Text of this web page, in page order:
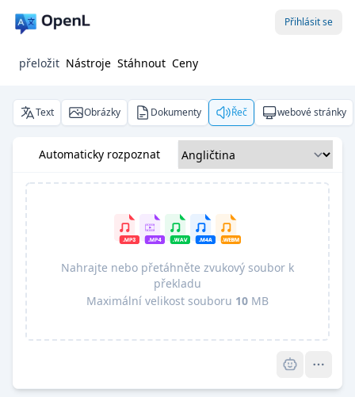
Přihlásit se
přeložit Nástroje Stáhnout Ceny
Text Obrázky Dokumenty Řeč webové stránky
Automaticky rozpoznat
Nahrajte nebo přetáhněte zvukový soubor k
překladu
Maximální velikost souboru 10 MB